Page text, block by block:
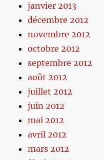
janvier 2013
décembre 2012
novembre 2012
octobre 2012
septembre 2012
août 2012
juillet 2012
juin 2012
mai 2012
avril 2012
mars 2012